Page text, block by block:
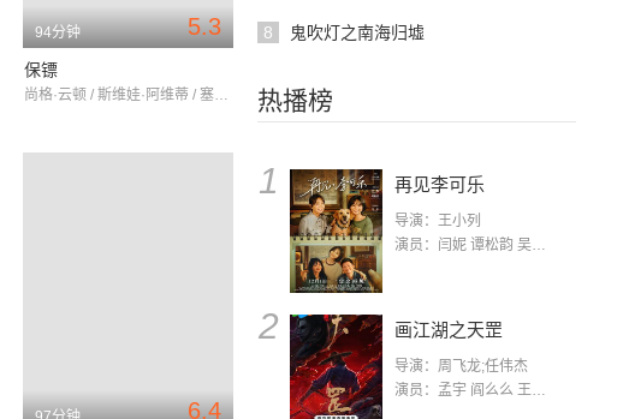
8 鬼吹灯之南海归墟
热播榜
1 再见李可乐
导演：王小列
演员：闫妮 谭松韵 吴京 蒋龙 赵小棠 冯雷 李虎城 平安 小七 小可乐
2 画江湖之天罡
导演：周飞龙;任伟杰
演员：孟宇 阎么么 王凯 郭政建 阎萌萌 杨默 高枫 齐斯伽 刘芊含 马程
5.3
94分钟
保镖
尚格·云顿 / 斯维娃·阿维蒂 / 塞米·鲍亚吉拉
6.4